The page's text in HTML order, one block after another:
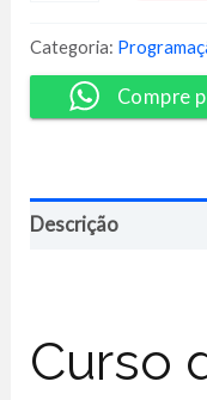
-
Guilherme
Grillo
quantidade
Categoria:
Compre
Descrição
Curso